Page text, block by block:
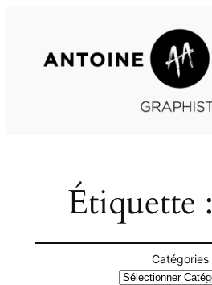
contenu
Étiquette :
Catégories